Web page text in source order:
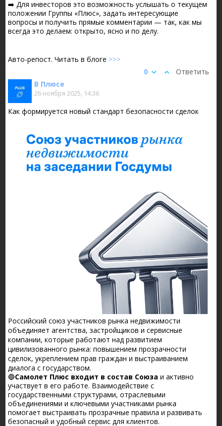
➡️ Для инвесторов это возможность услышать о текущем
положении Группы «Плюс», задать интересующие
вопросы и получить прямые комментарии — так, как мы
всегда это делаем: открыто, ясно и по делу.
Авто-репост. Читать в блоге >>>
Ответить
0
В Плюсе
26 ноября 2025, 14:36
Как формируется новый стандарт безопасности сделок
Российский союз участников рынка недвижимости
объединяет агентства, застройщиков и сервисные
компании, которые работают над развитием
цивилизованного рынка: повышением прозрачности
сделок, укреплением прав граждан и выстраиванием
диалога с государством.
🔵Самолет Плюс входит в состав Союза и активно
участвует в его работе. Взаимодействие с
государственными структурами, отраслевыми
объединениями и ключевыми участниками рынка
помогает выстраивать прозрачные правила и развивать
безопасный и удобный сервис для клиентов.